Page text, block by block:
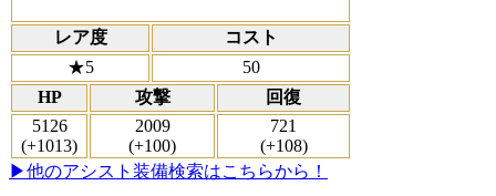
レア度
コスト
★5
50
HP
攻撃
回復
5126
(+1013)
2009
(+100)
721
(+108)
▶他のアシスト装備検索はこちらから！